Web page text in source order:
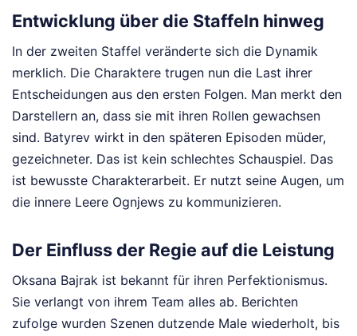
Entwicklung über die Staffeln hinweg
In der zweiten Staffel veränderte sich die Dynamik
merklich. Die Charaktere trugen nun die Last ihrer
Entscheidungen aus den ersten Folgen. Man merkt den
Darstellern an, dass sie mit ihren Rollen gewachsen
sind. Batyrev wirkt in den späteren Episoden müder,
gezeichneter. Das ist kein schlechtes Schauspiel. Das
ist bewusste Charakterarbeit. Er nutzt seine Augen, um
die innere Leere Ognjews zu kommunizieren.
Der Einfluss der Regie auf die Leistung
Oksana Bajrak ist bekannt für ihren Perfektionismus.
Sie verlangt von ihrem Team alles ab. Berichten
zufolge wurden Szenen dutzende Male wiederholt, bis